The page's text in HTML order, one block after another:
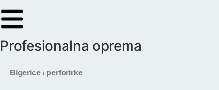
Profesionalna oprema
Bigerice / perforirke